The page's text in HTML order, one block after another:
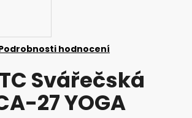
hodnocení
Svářečská
27 YOGA